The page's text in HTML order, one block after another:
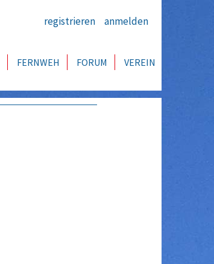
registrieren anmelden
FERNWEH FORUM VEREIN